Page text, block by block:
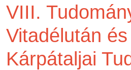
VIII.
Vitadélután
Kárpátaljai